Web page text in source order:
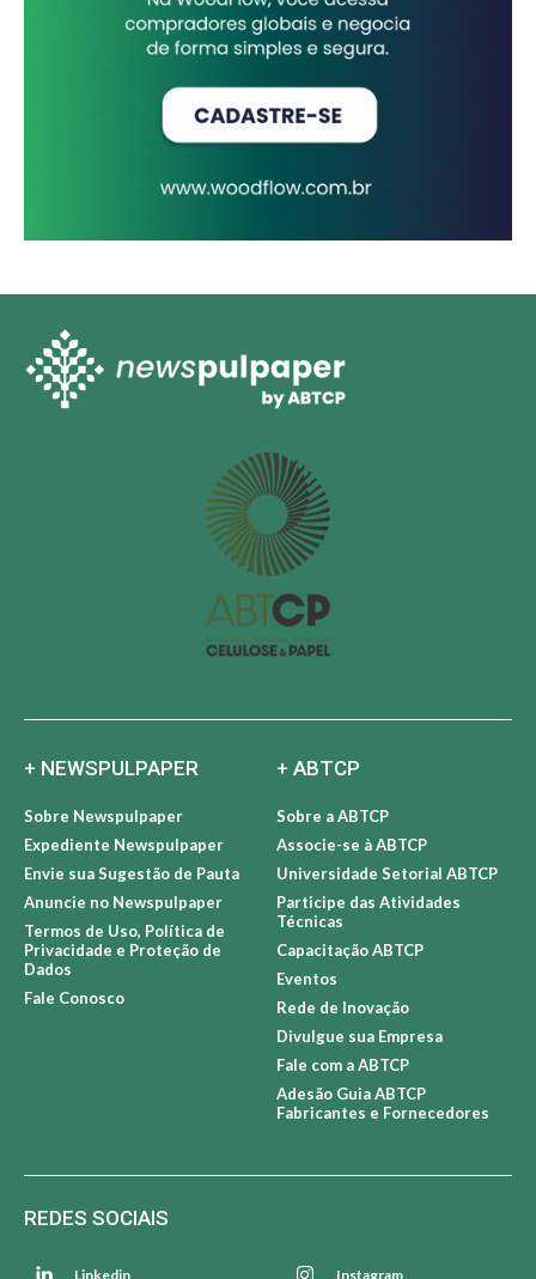
+ NEWSPULPAPER
Sobre Newspulpaper
Expediente Newspulpaper
Envie sua Sugestão de Pauta
Anuncie no Newspulpaper
Termos de Uso, Política de
Privacidade e Proteção de
Dados
Fale Conosco
+ ABTCP
Sobre a ABTCP
Associe-se à ABTCP
Universidade Setorial ABTCP
Participe das Atividades
Técnicas
Capacitação ABTCP
Eventos
Rede de Inovação
Divulgue sua Empresa
Fale com a ABTCP
Adesão Guia ABTCP
Fabricantes e Fornecedores
REDES SOCIAIS
Linkedin Instagram